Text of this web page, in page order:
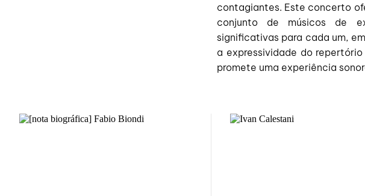
contagiantes. Este concerto
conjunto de músicos de
significativas para cada um,
a expressividade do
promete uma experiência